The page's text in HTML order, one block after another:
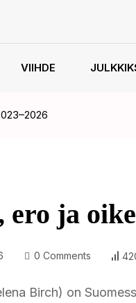
VIIHDE
ja
0 Comments
Birch) on